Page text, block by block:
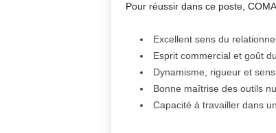
Pour réussir dans ce poste,
Excellent sens du
Esprit commercial et goût
Dynamisme, rigueur et
Bonne maîtrise des outils
Capacité à travailler dans